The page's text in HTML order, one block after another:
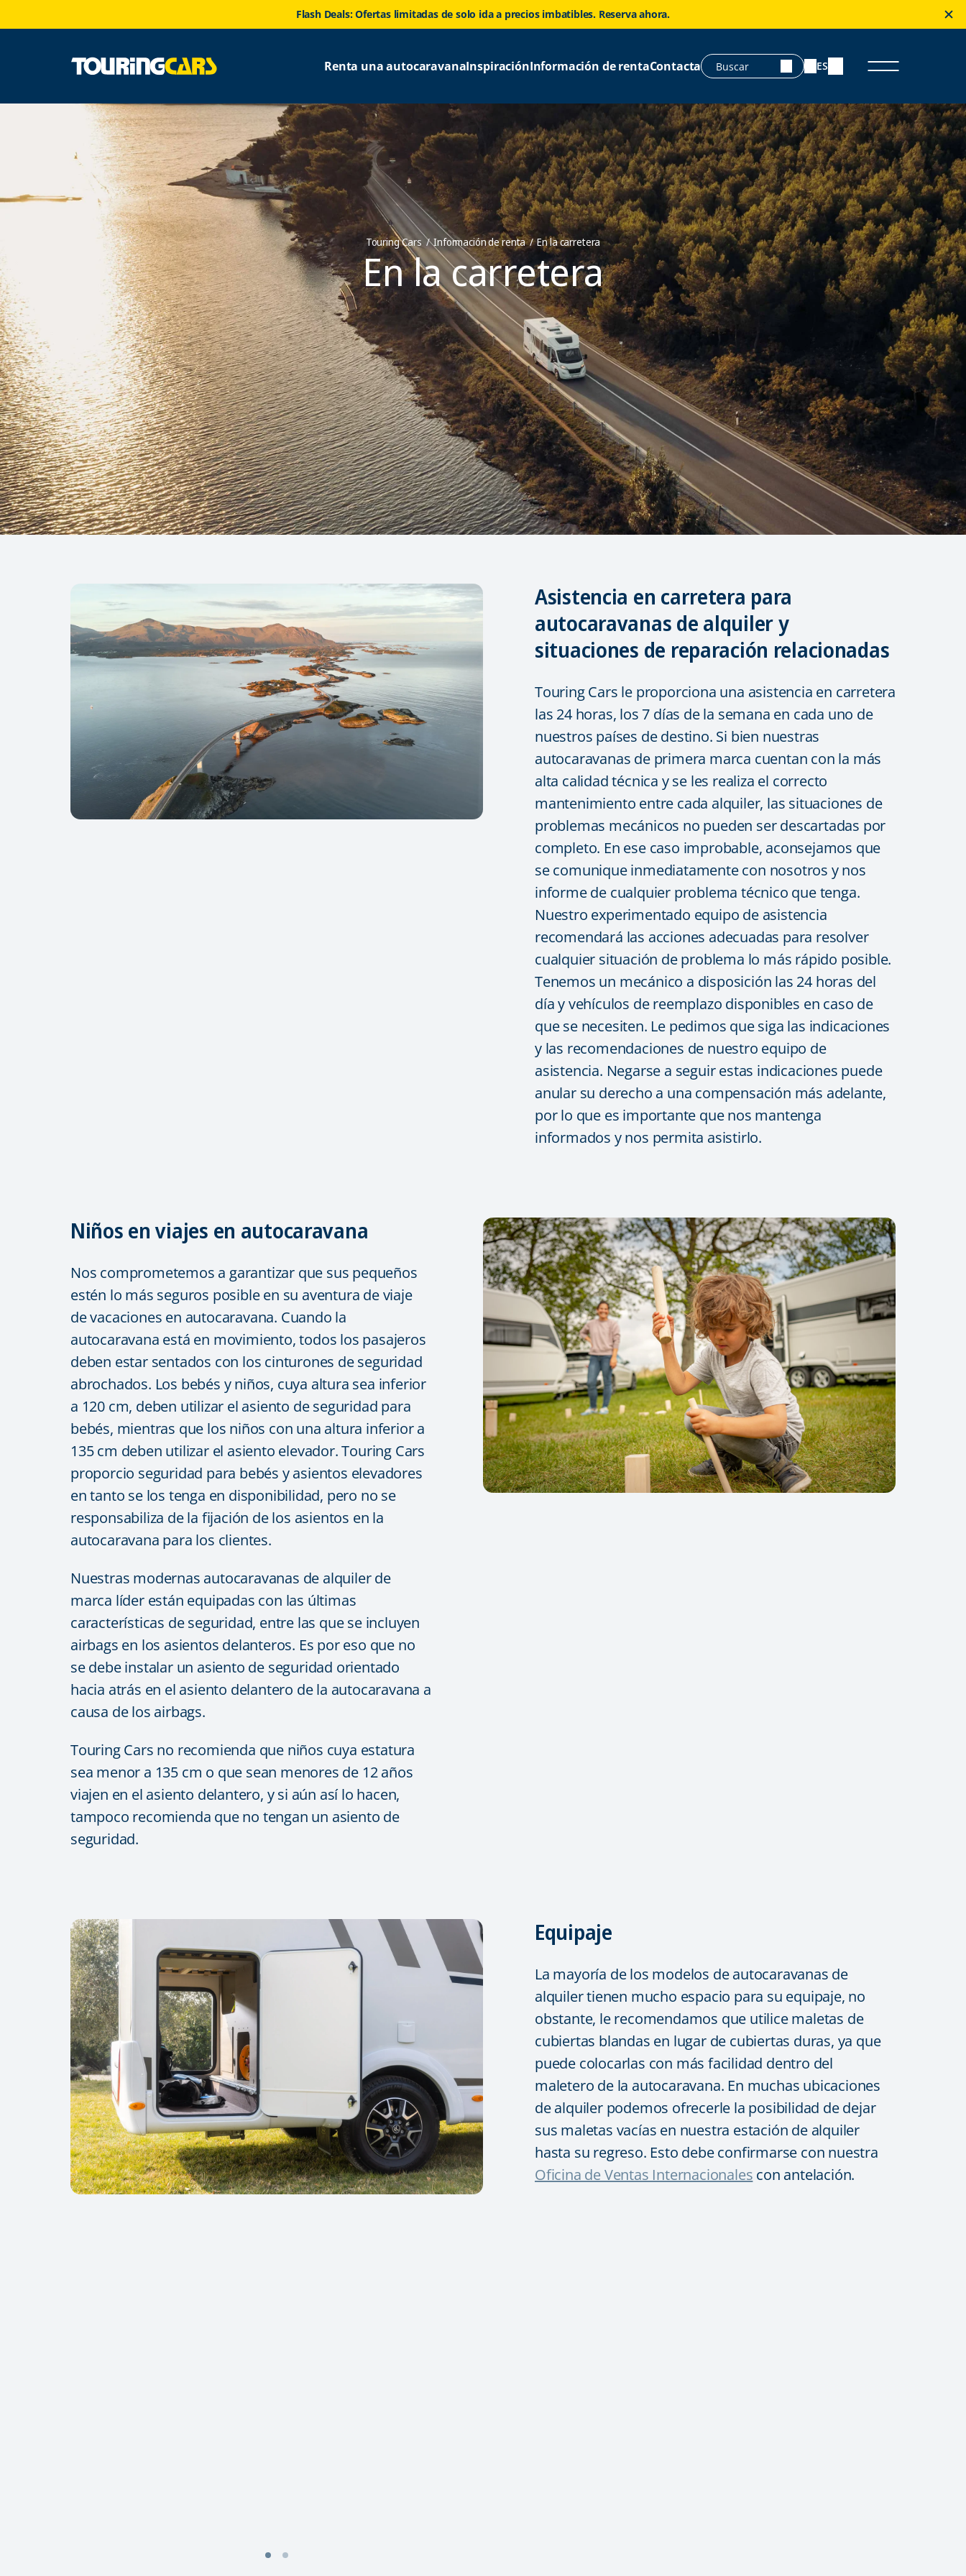
Flash Deals: Ofertas limitadas de solo ida a precios imbatibles. Reserva ahora.
Renta una autocaravanaInspiraciónInformación de rentaContacta ES
Touring Cars Información de renta En la carretera
En la carretera
Asistencia en carretera para
autocaravanas de alquiler y
situaciones de reparación relacionadas
Touring Cars le proporciona una asistencia en carretera
las 24 horas, los 7 días de la semana en cada uno de
nuestros países de destino. Si bien nuestras
autocaravanas de primera marca cuentan con la más
alta calidad técnica y se les realiza el correcto
mantenimiento entre cada alquiler, las situaciones de
problemas mecánicos no pueden ser descartadas por
completo. En ese caso improbable, aconsejamos que
se comunique inmediatamente con nosotros y nos
informe de cualquier problema técnico que tenga.
Nuestro experimentado equipo de asistencia
recomendará las acciones adecuadas para resolver
cualquier situación de problema lo más rápido posible.
Tenemos un mecánico a disposición las 24 horas del
día y vehículos de reemplazo disponibles en caso de
que se necesiten. Le pedimos que siga las indicaciones
y las recomendaciones de nuestro equipo de
asistencia. Negarse a seguir estas indicaciones puede
anular su derecho a una compensación más adelante,
por lo que es importante que nos mantenga
informados y nos permita asistirlo.
Niños en viajes en autocaravana
Nos comprometemos a garantizar que sus pequeños
estén lo más seguros posible en su aventura de viaje
de vacaciones en autocaravana. Cuando la
autocaravana está en movimiento, todos los pasajeros
deben estar sentados con los cinturones de seguridad
abrochados. Los bebés y niños, cuya altura sea inferior
a 120 cm, deben utilizar el asiento de seguridad para
bebés, mientras que los niños con una altura inferior a
135 cm deben utilizar el asiento elevador. Touring Cars
proporcio seguridad para bebés y asientos elevadores
en tanto se los tenga en disponibilidad, pero no se
responsabiliza de la fijación de los asientos en la
autocaravana para los clientes.
Nuestras modernas autocaravanas de alquiler de
marca líder están equipadas con las últimas
características de seguridad, entre las que se incluyen
airbags en los asientos delanteros. Es por eso que no
se debe instalar un asiento de seguridad orientado
hacia atrás en el asiento delantero de la autocaravana a
causa de los airbags.
Touring Cars no recomienda que niños cuya estatura
sea menor a 135 cm o que sean menores de 12 años
viajen en el asiento delantero, y si aún así lo hacen,
tampoco recomienda que no tengan un asiento de
seguridad.
Equipaje
La mayoría de los modelos de autocaravanas de
alquiler tienen mucho espacio para su equipaje, no
obstante, le recomendamos que utilice maletas de
cubiertas blandas en lugar de cubiertas duras, ya que
puede colocarlas con más facilidad dentro del
maletero de la autocaravana. En muchas ubicaciones
de alquiler podemos ofrecerle la posibilidad de dejar
sus maletas vacías en nuestra estación de alquiler
hasta su regreso. Esto debe confirmarse con nuestra
Oficina de Ventas Internacionales con antelación.